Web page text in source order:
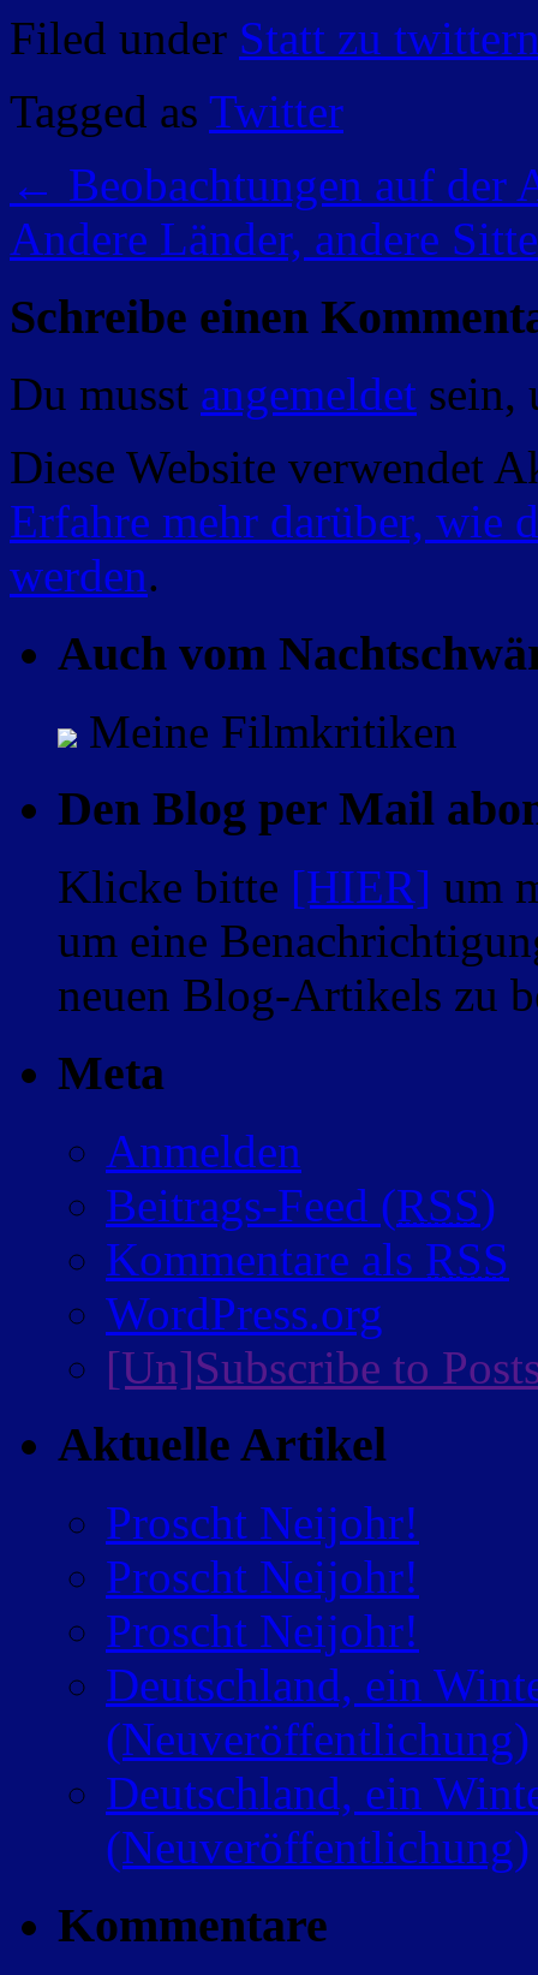
Filed under Statt zu
Tagged as Twitter
← Beobachtungen auf der
Andere Länder, andere
Schreibe einen
Du musst angemeldet sein,
Diese Website verwendet
Erfahre mehr darüber, wie
werden.
Auch vom
Meine Filmkritiken
Den Blog per Mail
Klicke bitte [HIER] um
um eine
neuen Blog-Artikels zu
Meta
Anmelden
Beitrags-Feed (RSS)
Kommentare als RSS
WordPress.org
[Un]Subscribe to
Aktuelle Artikel
Proscht Neijohr!
Proscht Neijohr!
Proscht Neijohr!
Deutschland, ein
(Neuveröffentlichung)
Deutschland, ein
(Neuveröffentlichung)
Kommentare